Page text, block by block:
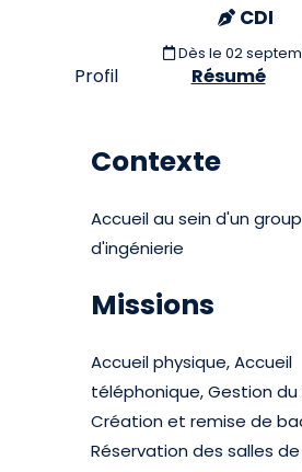
CDI
Dès le 02
Profil Résumé
Contexte
Accueil au sein d'un
d'ingénierie
Missions
Accueil physique, Accueil
téléphonique, Gestion du
Création et remise de
Réservation des salles